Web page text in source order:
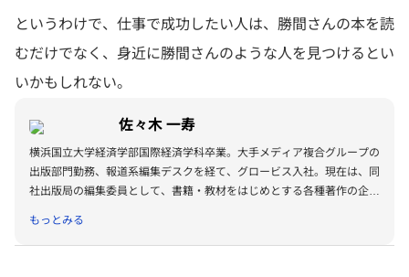
というわけで、仕事で成功したい人は、勝間さんの本を読
むだけでなく、身近に勝間さんのような人を見つけるとい
いかもしれない。
佐々木 一寿
横浜国立大学経済学部国際経済学科卒業。大手メディア複合グループの
出版部門勤務、報道系編集デスクを経て、グロービス入社。現在は、同
社出版局の編集委員として、書籍・教材をはじめとする各種著作の企
ビスの実感するMBA」シリーズ（ともにダイヤモンド社刊）、「グロ
ービスMBA集中講座」シリーズ（PHP研究所刊）の編集・執筆に携わ
もっとみる